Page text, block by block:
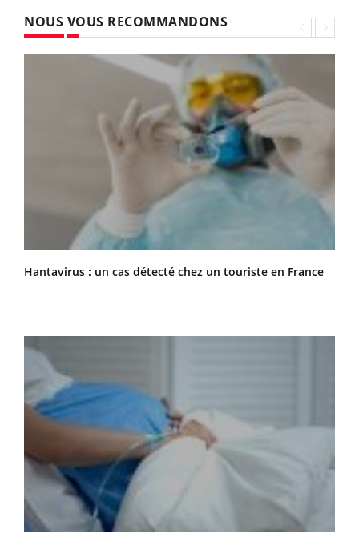
NOUS VOUS RECOMMANDONS
Hantavirus : un cas détecté chez un touriste en France